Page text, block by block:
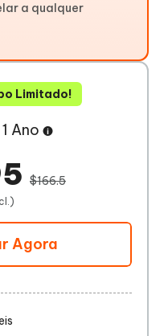
Limitado!
Ano
$166.5
Agora
a qualquer